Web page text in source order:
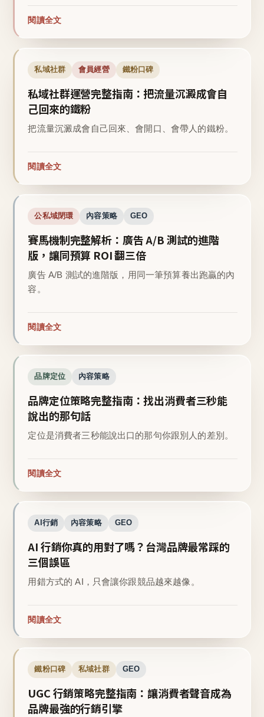
閱讀全文
私域社群 會員經營 鐵粉口碑
私域社群運營完整指南：把流量沉澱成會自
己回來的鐵粉
把流量沉澱成會自己回來、會開口、會帶人的鐵粉。
閱讀全文
公私域閉環 內容策略 GEO
賽馬機制完整解析：廣告 A/B 測試的進階
版，讓同預算 ROI 翻三倍
廣告 A/B 測試的進階版，用同一筆預算養出跑贏的內
容。
閱讀全文
品牌定位 內容策略
品牌定位策略完整指南：找出消費者三秒能
說出的那句話
定位是消費者三秒能說出口的那句你跟別人的差別。
閱讀全文
AI行銷 內容策略 GEO
AI 行銷你真的用對了嗎？台灣品牌最常踩的
三個誤區
用錯方式的 AI，只會讓你跟競品越來越像。
閱讀全文
鐵粉口碑 私域社群 GEO
UGC 行銷策略完整指南：讓消費者聲音成為
品牌最強的行銷引擎